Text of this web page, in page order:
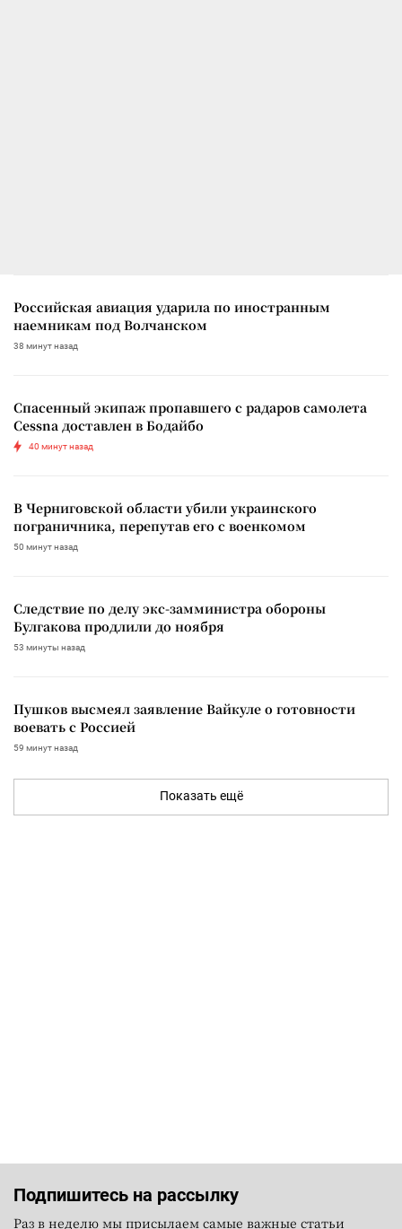
Российская авиация ударила по иностранным
наемникам под Волчанском
38 минут назад
Спасенный экипаж пропавшего с радаров самолета
Cessna доставлен в Бодайбо
40 минут назад
В Черниговской области убили украинского
пограничника, перепутав его с военкомом
50 минут назад
Следствие по делу экс-замминистра обороны
Булгакова продлили до ноября
53 минуты назад
Пушков высмеял заявление Вайкуле о готовности
воевать с Россией
59 минут назад
Показать ещё
Подпишитесь на рассылку
Раз в неделю мы присылаем самые важные статьи